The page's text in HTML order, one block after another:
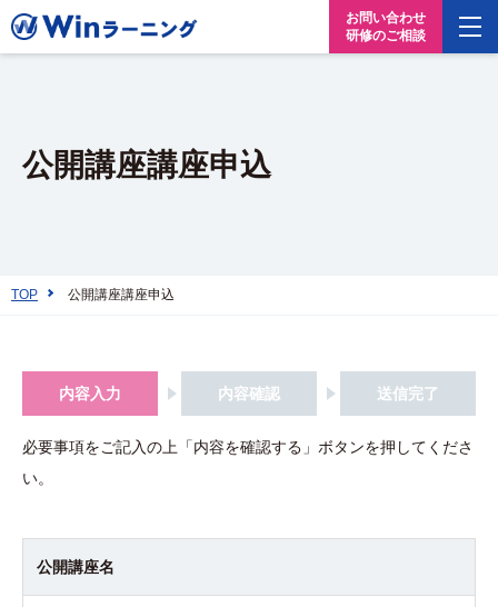
お問い合わせ
研修のご相談
公開講座講座申込
TOP 公開講座講座申込
内容入力 内容確認 送信完了
必要事項をご記入の上「内容を確認する」ボタンを押してくださ
い。
公開講座名